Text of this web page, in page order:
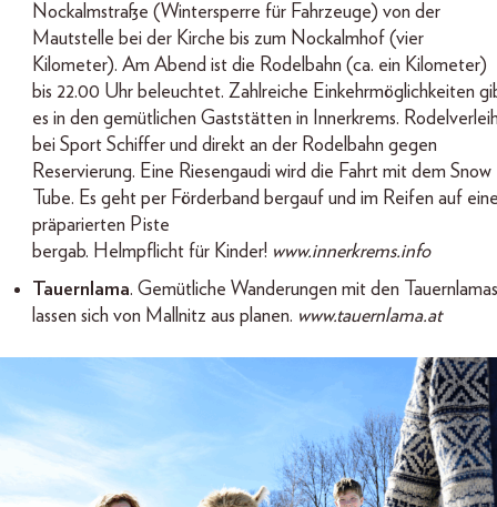
Nockalmstraße (Wintersperre für Fahrzeuge) von der
Mautstelle bei der Kirche bis zum Nockalmhof (vier
Kilometer). Am Abend ist die Rodelbahn (ca. ein Kilometer)
bis 22.00 Uhr beleuchtet. Zahlreiche Einkehrmöglichkeiten
es in den gemütlichen Gaststätten in Innerkrems.
bei Sport Schiffer und direkt an der Rodelbahn gegen
Reservierung. Eine Riesengaudi wird die Fahrt mit dem Snow
Tube. Es geht per Förderband bergauf und im Reifen auf
präparierten Piste
bergab. Helmpflicht für Kinder! www.innerkrems.info
Tauernlama. Gemütliche Wanderungen mit den Tauernlamas
lassen sich von Mallnitz aus planen. www.tauernlama.at